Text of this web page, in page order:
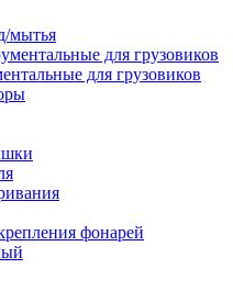
мытья
для грузовиков
фонарей